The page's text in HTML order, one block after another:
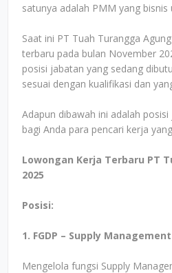
satunya adalah PMM yang
Saat ini PT Tuah Turangga
terbaru pada bulan November
posisi jabatan yang sedang
sesuai dengan kualifikasi dan
Adapun dibawah ini adalah
bagi Anda para pencari kerja
Lowongan Kerja Terbaru PT
2025
Posisi:
1. FGDP – Supply
Mengelola fungsi Supply